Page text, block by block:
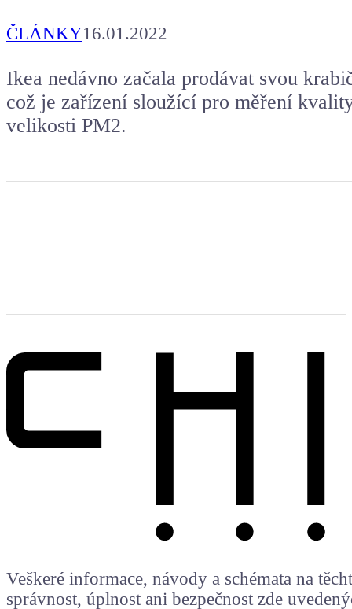
ČLÁNKY16.01.2022
Ikea nedávno začala prodávat svou
což je zařízení sloužící pro měření
velikosti PM2.
Veškeré informace, návody a schémata na
správnost, úplnost ani bezpečnost zde